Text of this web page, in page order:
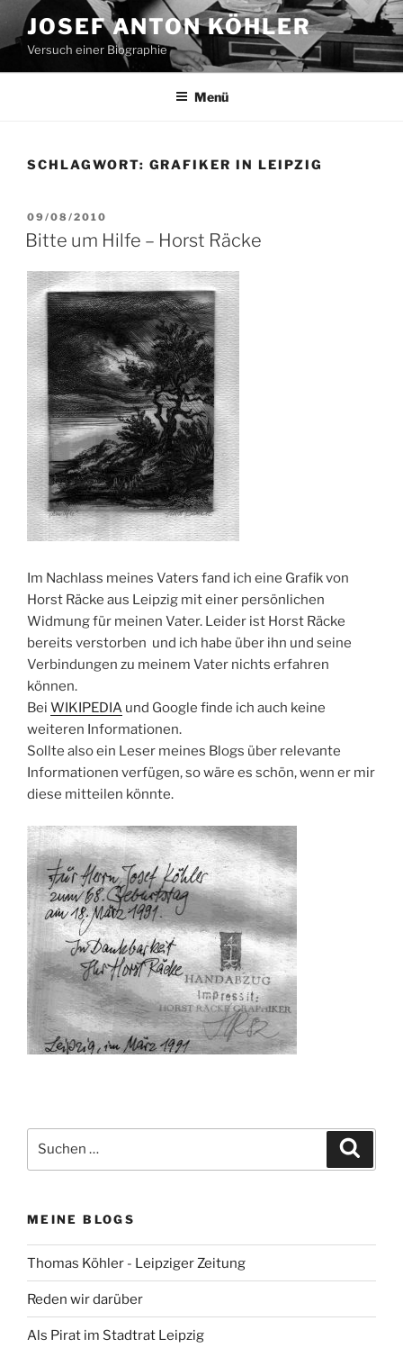
Inhalt
springen
JOSEF ANTON KÖHLER
Versuch einer Biographie
Menü
SCHLAGWORT: GRAFIKER IN LEIPZIG
VERÖFFENTLICHT
AM
09/08/2010
Bitte um Hilfe – Horst Räcke
Im Nachlass meines Vaters fand ich eine Grafik von
Horst Räcke aus Leipzig mit einer persönlichen
Widmung für meinen Vater. Leider ist Horst Räcke
bereits verstorben und ich habe über ihn und seine
Verbindungen zu meinem Vater nichts erfahren
können.
Bei WIKIPEDIA und Google finde ich auch keine
weiteren Informationen.
Sollte also ein Leser meines Blogs über relevante
Informationen verfügen, so wäre es schön, wenn er mir
diese mitteilen könnte.
nach:
MEINE BLOGS
Thomas Köhler - Leipziger Zeitung
Reden wir darüber
Als Pirat im Stadtrat Leipzig